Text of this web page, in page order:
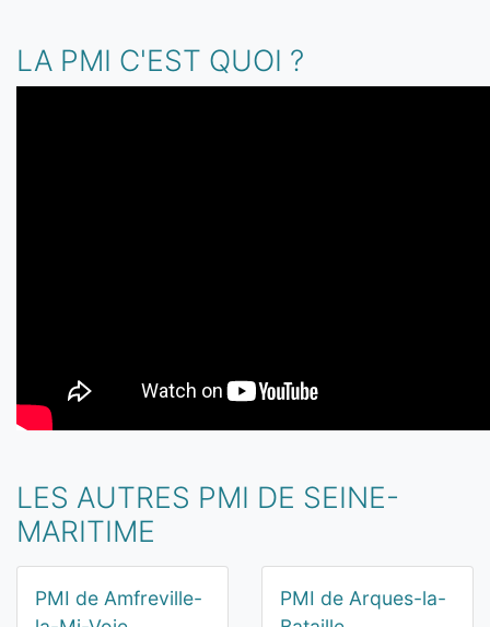
LA PMI C'EST QUOI ?
LES AUTRES PMI DE SEINE-
MARITIME
PMI de Amfreville-
PMI de Arques-la-